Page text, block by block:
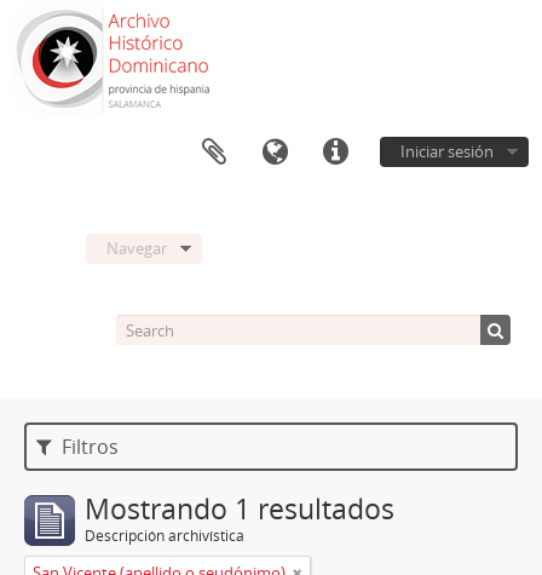
Iniciar sesión
Navegar
Filtros
Mostrando 1 resultados
Descripción archivística